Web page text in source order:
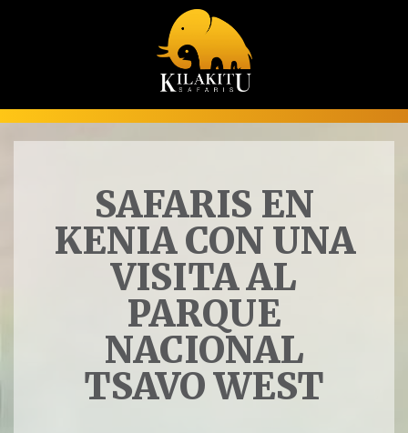
SAFARIS EN
KENIA CON UNA
VISITA AL
PARQUE
NACIONAL
TSAVO WEST